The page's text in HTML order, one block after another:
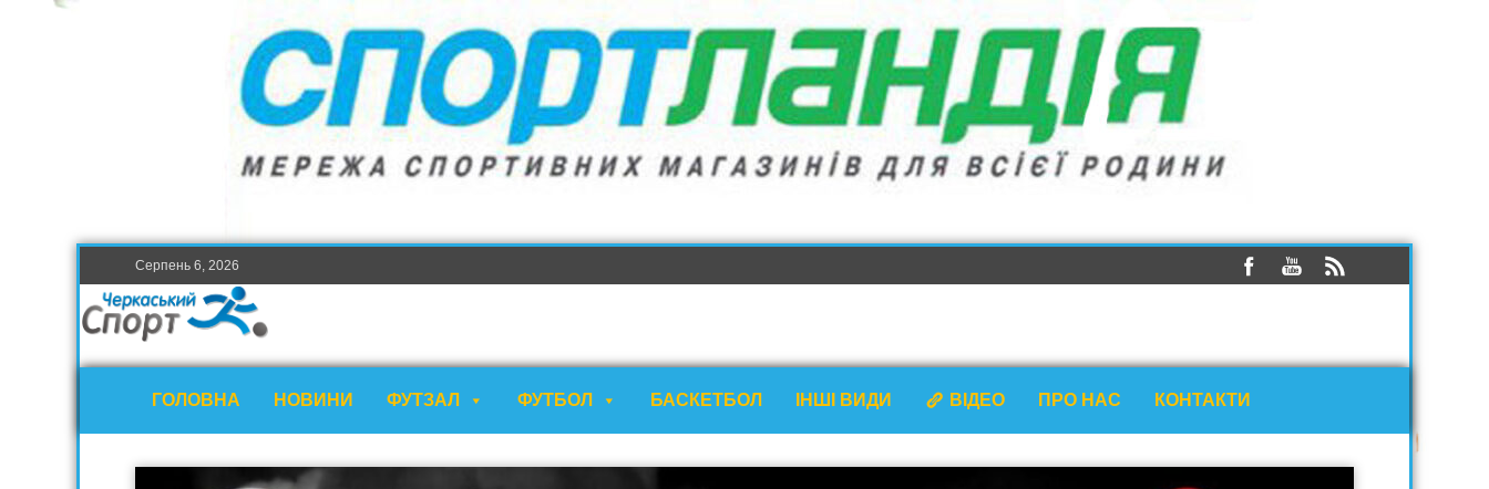
Серпень 6, 2026
ГОЛОВНА НОВИНИ ФУТЗАЛ ФУТБОЛ БАСКЕТБОЛ ІНШІ ВИДИ ВІДЕО ПРО НАС КОНТАКТИ